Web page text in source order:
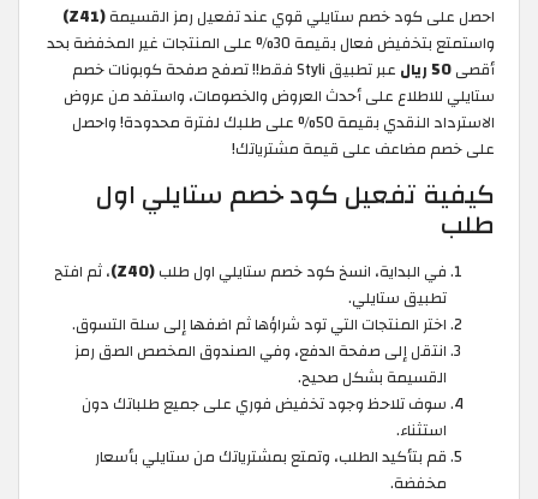
احصل على كود خصم ستايلي قوي عند تفعيل رمز القسيمة(Z41)
واستمتع بتخفيض فعال بقيمة 30% على المنتجات غير المخفضة بحد
أقصى50 ريال
عبر تطبيق Styli فقط!! تصفح صفحة كوبونات خصم
ستايلي للاطلاع على أحدث العروض والخصومات، واستفد من عروض
الاسترداد النقدي بقيمة 50% على طلبك لفترة محدودة! واحصل
على خصم مضاعف على قيمة مشترياتك!
كيفية تفعيل كود خصم ستايلي اول
طلب
في البداية، انسخ كود خصم ستايلي اول طلب(Z40)
، ثم افتح
تطبيق ستايلي.
اختر المنتجات التي تود شراؤها ثم اضفها إلى سلة التسوق.
انتقل إلى صفحة الدفع، وفي الصندوق المخصص الصق رمز
القسيمة بشكل صحيح.
سوف تلاحظ وجود تخفيض فوري على جميع طلباتك دون
استثناء.
قم بتأكيد الطلب، وتمتع بمشترياتك من ستايلي بأسعار
مخفضة.